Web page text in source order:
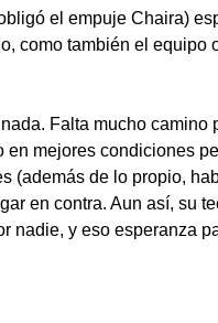
el empuje Chaira)
como también el equipo
Falta mucho camino
en mejores condiciones
(además de lo propio,
en contra. Aun así, su
nadie, y eso esperanza